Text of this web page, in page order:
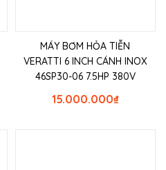
MÁY BƠM HỎA TIỄN
VERATTI 6 INCH CÁNH INOX
46SP30-06 7.5HP 380V
₫
15.000.000